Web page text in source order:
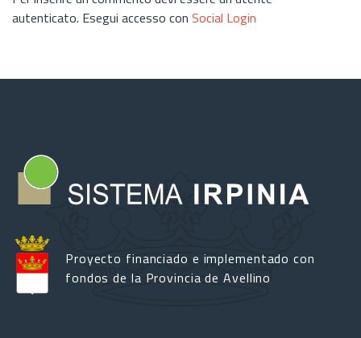
autenticato. Esegui accesso con Social Login
Proyecto financiado e implementado con
fondos de la Provincia de Avellino